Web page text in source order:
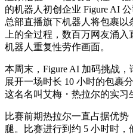
的机器人初创企业 Figure AI
总部直播旗下机器人将包裹
上的全过程，数百万网友涌
机器人重复性劳作画面。
本周末，Figure AI 加码挑战
展开一场时长 10 小时的包裹
这名名叫艾梅・热拉尔的实习
比赛前期热拉尔一直占据优
腿。比赛进行到约 5 小时时